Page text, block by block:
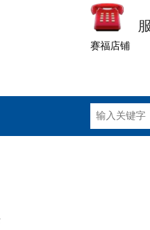
赛福店铺